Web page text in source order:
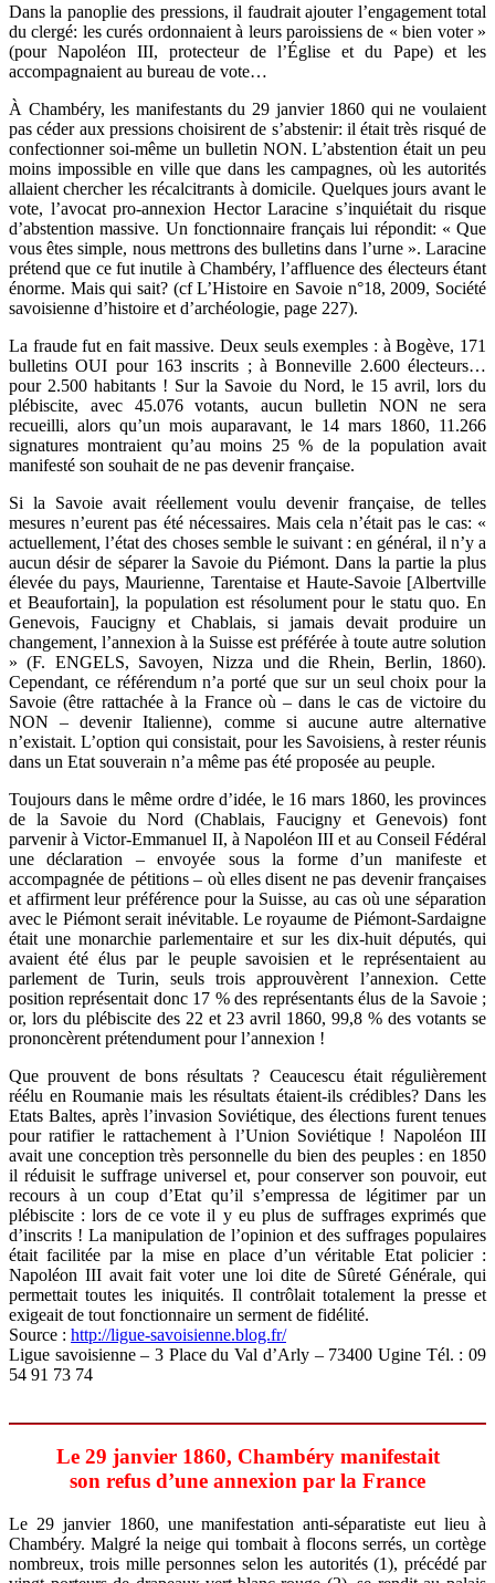
Dans la panoplie des pressions, il faudrait ajouter l’engagement total
du clergé: les curés ordonnaient à leurs paroissiens de « bien voter »
(pour Napoléon III, protecteur de l’Église et du Pape) et les
accompagnaient au bureau de vote…
À Chambéry, les manifestants du 29 janvier 1860 qui ne voulaient
pas céder aux pressions choisirent de s’abstenir: il était très risqué de
confectionner soi-même un bulletin NON. L’abstention était un peu
moins impossible en ville que dans les campagnes, où les autorités
allaient chercher les récalcitrants à domicile. Quelques jours avant le
vote, l’avocat pro-annexion Hector Laracine s’inquiétait du risque
d’abstention massive. Un fonctionnaire français lui répondit: « Que
vous êtes simple, nous mettrons des bulletins dans l’urne ». Laracine
prétend que ce fut inutile à Chambéry, l’affluence des électeurs étant
énorme. Mais qui sait? (cf L’Histoire en Savoie n°18, 2009, Société
savoisienne d’histoire et d’archéologie, page 227).
La fraude fut en fait massive. Deux seuls exemples : à Bogève, 171
bulletins OUI pour 163 inscrits ; à Bonneville 2.600 électeurs…
pour 2.500 habitants ! Sur la Savoie du Nord, le 15 avril, lors du
plébiscite, avec 45.076 votants, aucun bulletin NON ne sera
recueilli, alors qu’un mois auparavant, le 14 mars 1860, 11.266
signatures montraient qu’au moins 25 % de la population avait
manifesté son souhait de ne pas devenir française.
Si la Savoie avait réellement voulu devenir française, de telles
mesures n’eurent pas été nécessaires. Mais cela n’était pas le cas: «
actuellement, l’état des choses semble le suivant : en général, il n’y a
aucun désir de séparer la Savoie du Piémont. Dans la partie la plus
élevée du pays, Maurienne, Tarentaise et Haute-Savoie [Albertville
et Beaufortain], la population est résolument pour le statu quo. En
Genevois, Faucigny et Chablais, si jamais devait produire un
changement, l’annexion à la Suisse est préférée à toute autre solution
» (F. ENGELS, Savoyen, Nizza und die Rhein, Berlin, 1860).
Cependant, ce référendum n’a porté que sur un seul choix pour la
Savoie (être rattachée à la France où – dans le cas de victoire du
NON – devenir Italienne), comme si aucune autre alternative
n’existait. L’option qui consistait, pour les Savoisiens, à rester réunis
dans un Etat souverain n’a même pas été proposée au peuple.
Toujours dans le même ordre d’idée, le 16 mars 1860, les provinces
de la Savoie du Nord (Chablais, Faucigny et Genevois) font
parvenir à Victor-Emmanuel II, à Napoléon III et au Conseil Fédéral
une déclaration – envoyée sous la forme d’un manifeste et
accompagnée de pétitions – où elles disent ne pas devenir françaises
et affirment leur préférence pour la Suisse, au cas où une séparation
avec le Piémont serait inévitable. Le royaume de Piémont-Sardaigne
était une monarchie parlementaire et sur les dix-huit députés, qui
avaient été élus par le peuple savoisien et le représentaient au
parlement de Turin, seuls trois approuvèrent l’annexion. Cette
position représentait donc 17 % des représentants élus de la Savoie ;
or, lors du plébiscite des 22 et 23 avril 1860, 99,8 % des votants se
prononcèrent prétendument pour l’annexion !
Que prouvent de bons résultats ? Ceaucescu était régulièrement
réélu en Roumanie mais les résultats étaient-ils crédibles? Dans les
Etats Baltes, après l’invasion Soviétique, des élections furent tenues
pour ratifier le rattachement à l’Union Soviétique ! Napoléon III
avait une conception très personnelle du bien des peuples : en 1850
il réduisit le suffrage universel et, pour conserver son pouvoir, eut
recours à un coup d’Etat qu’il s’empressa de légitimer par un
plébiscite : lors de ce vote il y eu plus de suffrages exprimés que
d’inscrits ! La manipulation de l’opinion et des suffrages populaires
était facilitée par la mise en place d’un véritable Etat policier :
Napoléon III avait fait voter une loi dite de Sûreté Générale, qui
permettait toutes les iniquités. Il contrôlait totalement la presse et
exigeait de tout fonctionnaire un serment de fidélité.
Source : http://ligue-savoisienne.blog.fr/
Ligue savoisienne – 3 Place du Val d’Arly – 73400 Ugine Tél. : 09
54 91 73 74
Le 29 janvier 1860, Chambéry manifestait
son refus d’une annexion par la France
Le 29 janvier 1860, une manifestation anti-séparatiste eut lieu à
Chambéry. Malgré la neige qui tombait à flocons serrés, un cortège
nombreux, trois mille personnes selon les autorités (1), précédé par